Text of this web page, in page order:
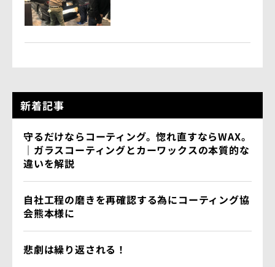
新着記事
守るだけならコーティング。惚れ直すならWAX。
｜ガラスコーティングとカーワックスの本質的な
違いを解説
自社工程の磨きを再確認する為にコーティング協
会熊本様に
悲劇は繰り返される！